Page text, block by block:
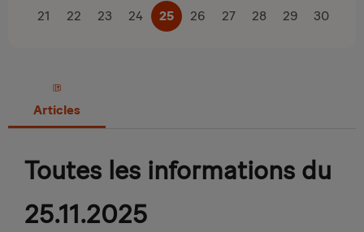
21 22 23 24 25 26 27 28 29 30
Articles
Toutes les informations du
25.11.2025